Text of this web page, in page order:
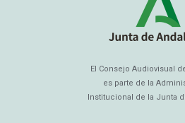
El Consejo Audiovisual
es parte de la
Institucional de la Junta